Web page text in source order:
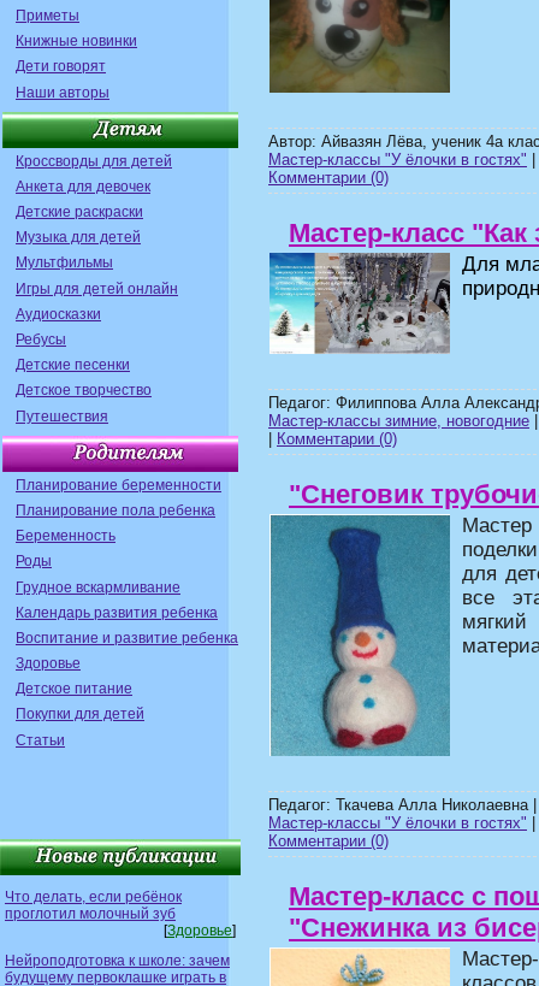
Приметы
Книжные новинки
Дети говорят
Наши авторы
Кроссворды для детей
Анкета для девочек
Детские раскраски
Музыка для детей
Мультфильмы
Игры для детей онлайн
Аудиосказки
Ребусы
Детские песенки
Детское творчество
Путешествия
Планирование беременности
Планирование пола ребенка
Беременность
Роды
Грудное вскармливание
Календарь развития ребенка
Воспитание и развитие ребенка
Здоровье
Детское питание
Покупки для детей
Статьи
Что делать, если ребёнок
проглотил молочный зуб
[Здоровье]
Нейроподготовка к школе: зачем
будущему первоклашке играть в
Автор: Айвазян Лёва, ученик 4а
Мастер-классы "У ёлочки в гостях"
Комментарии (0)
Мастер-класс "Как
Для
Педагог: Филиппова Алла
Мастер-классы зимние, новогодние
Комментарии (0)
"Снеговик
Мастер
для
все
Педагог: Ткачева Алла
Мастер-классы "У ёлочки в гостях"
Комментарии (0)
Мастер-класс с
"Снежинка из